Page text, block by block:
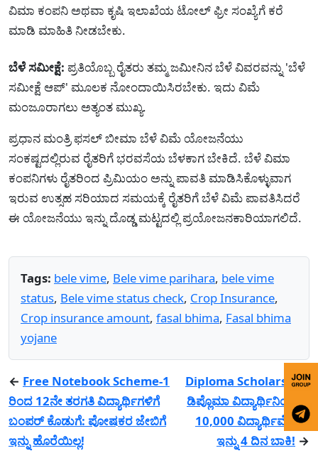
ವಿಮಾ ಕಂಪನಿ ಅಥವಾ ಕೃಷಿ ಇಲಾಖೆಯ ಟೋಲ್ ಫ್ರೀ ಸಂಖ್ಯೆಗೆ ಕರೆ
ಮಾಡಿ ಮಾಹಿತಿ ನೀಡಬೇಕು.
ಬೆಳೆ ಸಮೀಕ್ಷೆ: ಪ್ರತಿಯೊಬ್ಬ ರೈತರು ತಮ್ಮ ಜಮೀನಿನ ಬೆಳೆ ವಿವರವನ್ನು 'ಬೆಳೆ
ಸಮೀಕ್ಷೆ ಆಪ್' ಮೂಲಕ ನೋಂದಾಯಿಸಿರಬೇಕು. ಇದು ವಿಮೆ
ಮಂಜೂರಾಗಲು ಅತ್ಯಂತ ಮುಖ್ಯ.
ಪ್ರಧಾನ ಮಂತ್ರಿ ಫಸಲ್ ಬೀಮಾ ಬೆಳೆ ವಿಮೆ ಯೋಜನೆಯು
ಸಂಕಷ್ಟದಲ್ಲಿರುವ ರೈತರಿಗೆ ಭರವಸೆಯ ಬೆಳಕಾಗ ಬೇಕಿದೆ. ಬೆಳೆ ವಿಮಾ
ಕಂಪನಿಗಳು ರೈತರಿಂದ ಪ್ರಿಮಿಯಂ ಅನ್ನು ಪಾವತಿ ಮಾಡಿಸಿಕೊಳ್ಳುವಾಗ
ಇರುವ ಉತ್ಸಹ ಸರಿಯಾದ ಸಮಯಕ್ಕೆ ರೈತರಿಗೆ ಬೆಳೆ ವಿಮೆ ಪಾವತಿಸಿದರೆ
ಈ ಯೋಜನೆಯು ಇನ್ನು ದೊಡ್ಡ ಮಟ್ಟದಲ್ಲಿ ಪ್ರಯೋಜನಕಾರಿಯಾಗಲಿದೆ.
Tags: bele vime, Bele vime parihara, bele vime
status, Bele vime status check, Crop Insurance,
Crop insurance amount, fasal bhima, Fasal bhima
yojane
← Free Notebook Scheme-1
ರಿಂದ 12ನೇ ತರಗತಿ ವಿದ್ಯಾರ್ಥಿಗಳಿಗೆ
ಬಂಪರ್ ಕೊಡುಗೆ: ಪೋಷಕರ ಜೇಬಿಗೆ
ಇನ್ನು ಹೊರೆಯಿಲ್ಲ!
Diploma Scholarship-
ಡಿಪ್ಲೊಮಾ ವಿದ್ಯಾರ್ಥಿನಿಯರಿಗೆ
10,000 ವಿದ್ಯಾರ್ಥಿವೇತನ!
ಇನ್ನು 4 ದಿನ ಬಾಕಿ! →